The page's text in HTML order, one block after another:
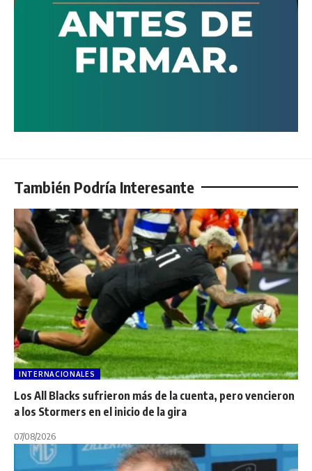
También Podría Interesante
INTERNACIONALES
Los All Blacks sufrieron más de la cuenta, pero vencieron
a los Stormers en el inicio de la gira
07/08/2026